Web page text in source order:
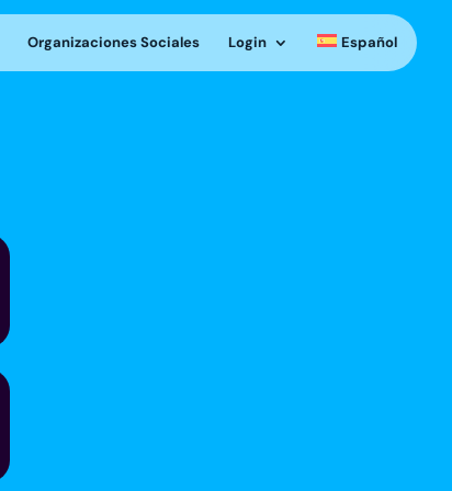
Organizaciones Sociales Login Español